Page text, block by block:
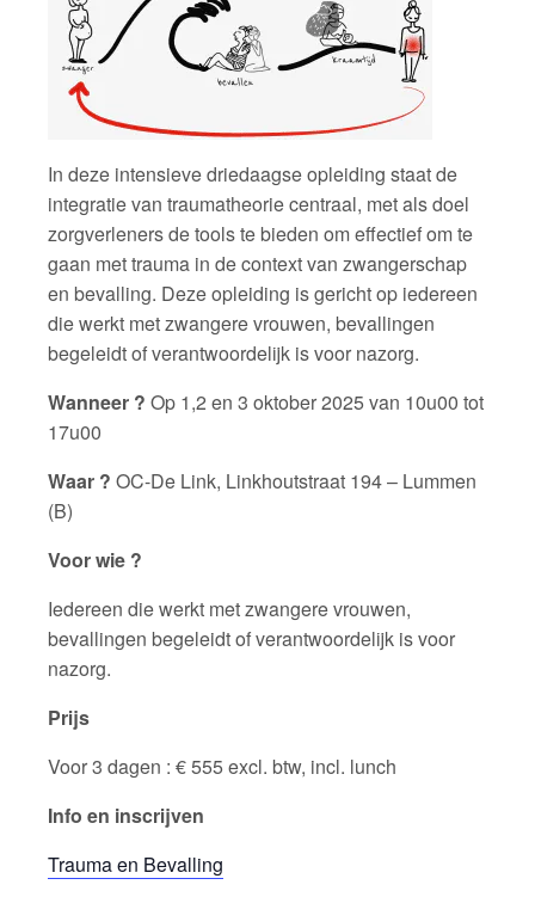
In deze intensieve driedaagse opleiding staat de
integratie van traumatheorie centraal, met als doel
zorgverleners de tools te bieden om effectief om te
gaan met trauma in de context van zwangerschap
en bevalling. Deze opleiding is gericht op iedereen
die werkt met zwangere vrouwen, bevallingen
begeleidt of verantwoordelijk is voor nazorg.
Wanneer ? Op 1,2 en 3 oktober 2025 van 10u00 tot
17u00
Waar ? OC-De Link, Linkhoutstraat 194 – Lummen
(B)
Voor wie ?
Iedereen die werkt met zwangere vrouwen,
bevallingen begeleidt of verantwoordelijk is voor
nazorg.
Prijs
Voor 3 dagen : € 555 excl. btw, incl. lunch
Info en inscrijven
Trauma en Bevalling